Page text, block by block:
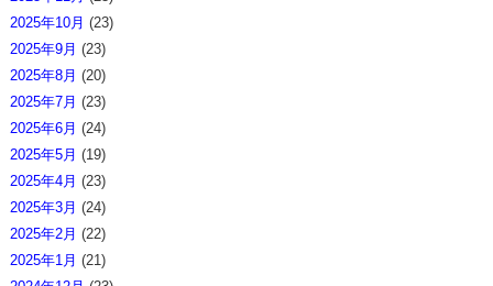
2025年10月 (23)
2025年9月 (23)
2025年8月 (20)
2025年7月 (23)
2025年6月 (24)
2025年5月 (19)
2025年4月 (23)
2025年3月 (24)
2025年2月 (22)
2025年1月 (21)